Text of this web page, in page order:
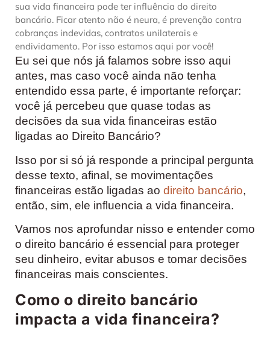
sua vida financeira pode ter influência do direito
bancário. Ficar atento não é neura, é prevenção contra
cobranças indevidas, contratos unilaterais e
endividamento. Por isso estamos aqui por você!
Eu sei que nós já falamos sobre isso aqui
antes, mas caso você ainda não tenha
entendido essa parte, é importante reforçar:
você já percebeu que quase todas as
decisões da sua vida financeiras estão
ligadas ao Direito Bancário?
Isso por si só já responde a principal pergunta
desse texto, afinal, se movimentações
financeiras estão ligadas ao direito bancário,
então, sim, ele influencia a vida financeira.
Vamos nos aprofundar nisso e entender como
o direito bancário é essencial para proteger
seu dinheiro, evitar abusos e tomar decisões
financeiras mais conscientes.
Como o direito bancário
impacta a vida financeira?